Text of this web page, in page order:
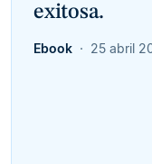
exitosa.
Ebook 25 abril